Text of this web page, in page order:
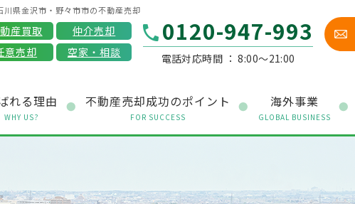
県金沢市・野々市市の不動産売却
産買取
仲介売却
意売却
空家・相談
0120-947-993
電話対応時間 ： 8:00～21:00
れる理由
WHY US?
不動産売却成功のポイント
FOR SUCCESS
海外事業
GLOBAL BUSINESS